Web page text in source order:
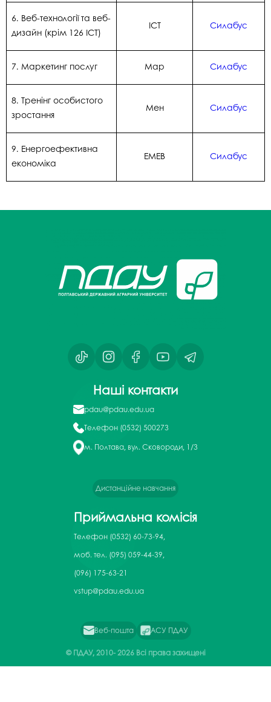
6. Веб-технології та веб-
дизайн (крім 126 ІСТ)
ІСТ Силабус
7. Маркетинг послуг Мар Силабус
8. Тренінг особистого
зростання
Мен Силабус
9. Енергоефективна
економіка
ЕМЕВ Силабус
Наші контакти
pdau@pdau.edu.ua
Телефон (0532) 500273
м. Полтава, вул. Сковороди, 1/3
Дистанційне навчання
Приймальна комісія
Телефон (0532) 60-73-94,
моб. тел. (095) 059-44-39,
(096) 175-63-21
vstup@pdau.edu.ua
Веб-пошта АСУ ПДАУ
© ПДАУ, 2010-2026 Всі права захищені